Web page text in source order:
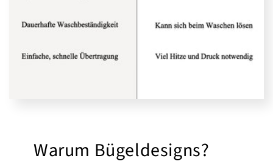
Warum Bügeldesigns?